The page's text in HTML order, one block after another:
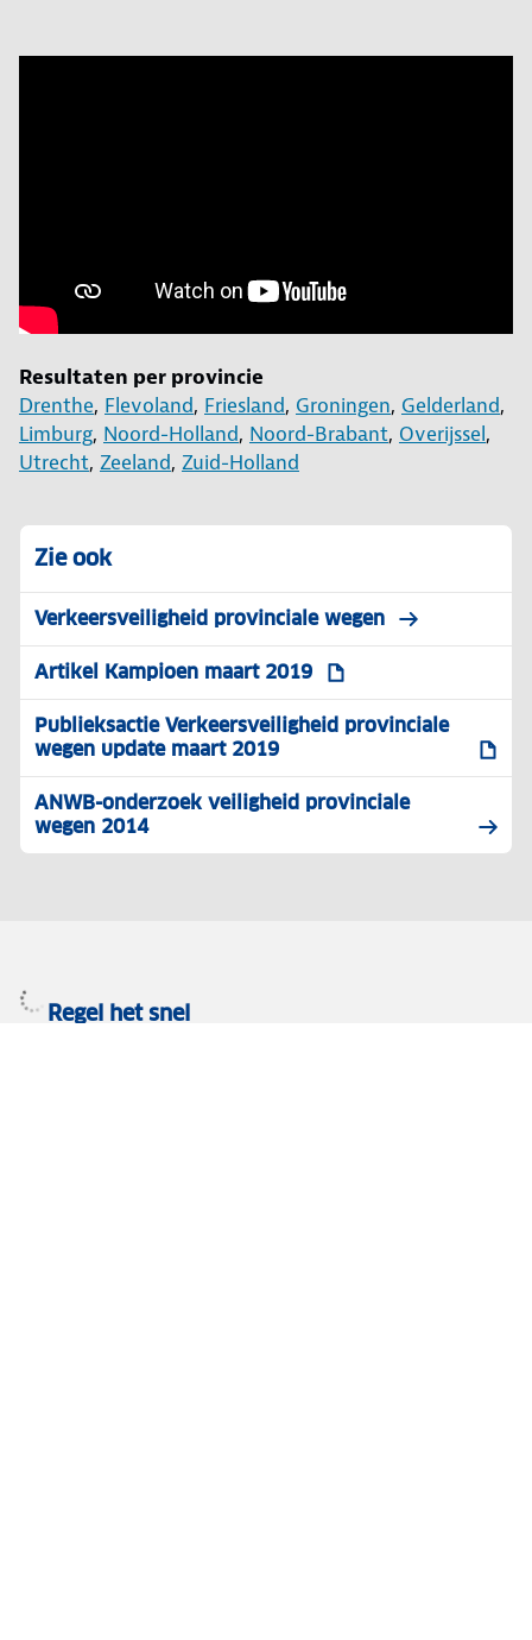
Resultaten per provincie
Drenthe, Flevoland, Friesland, Groningen, Gelderland,
Limburg, Noord-Holland, Noord-Brabant, Overijssel,
Utrecht, Zeeland, Zuid-Holland
Zie ook
Verkeersveiligheid provinciale wegen
Artikel Kampioen maart 2019
Publieksactie Verkeersveiligheid provinciale
wegen update maart 2019
ANWB-onderzoek veiligheid provinciale
wegen 2014
Regel het snel